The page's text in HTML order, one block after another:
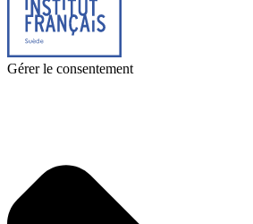
Gérer le consentement